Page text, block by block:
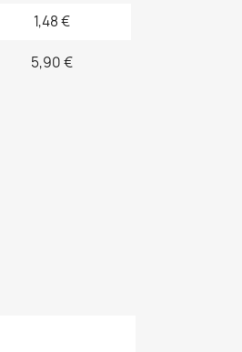
1,48 €
5,90 €